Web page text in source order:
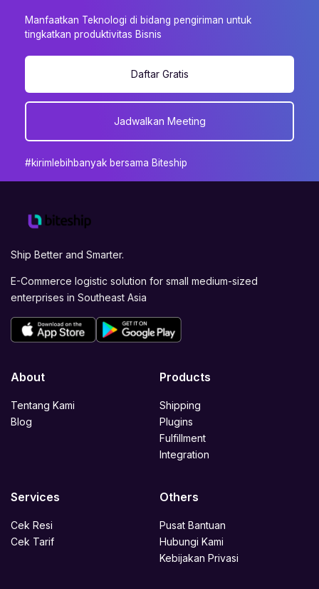
Manfaatkan Teknologi di bidang pengiriman untuk
tingkatkan produktivitas Bisnis
Daftar Gratis
Jadwalkan Meeting
#kirimlebihbanyak bersama Biteship
Ship Better and Smarter.
E-Commerce logistic solution for small medium-sized
enterprises in Southeast Asia
About
Tentang Kami
Blog
Products
Shipping
Plugins
Fulfillment
Integration
Services
Cek Resi
Cek Tarif
Others
Pusat Bantuan
Hubungi Kami
Kebijakan Privasi